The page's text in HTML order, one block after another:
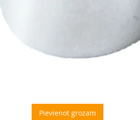
Pievienot grozam